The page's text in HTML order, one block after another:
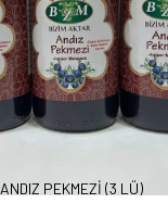
ANDIZ PEKMEZİ (3 LÜ)